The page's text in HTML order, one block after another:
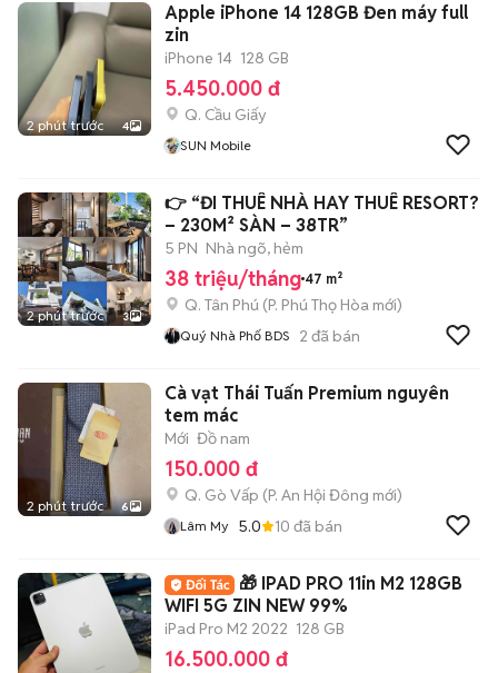
2 phút trước 4
Apple iPhone 14 128GB Đen máy full
zin
iPhone 14 128 GB
5.450.000 đ
Q. Cầu Giấy
SUN Mobile
2 phút trước 3
👉 “ĐI THUÊ NHÀ HAY THUÊ RESORT?
– 230M² SÀN – 38TR”
5 PN Nhà ngõ, hẻm
38 triệu/tháng 47 m²
Q. Tân Phú (P. Phú Thọ Hòa mới)
Quý Nhà Phố BDS 2 đã bán
2 phút trước 6
Cà vạt Thái Tuấn Premium nguyên
tem mác
Mới Đồ nam
150.000 đ
Q. Gò Vấp (P. An Hội Đông mới)
Lâm My 5.0 10 đã bán
🎁 IPAD PRO 11in M2 128GB
WIFI 5G ZIN NEW 99%
iPad Pro M2 2022 128 GB
16.500.000 đ